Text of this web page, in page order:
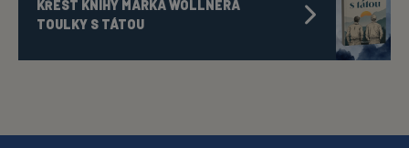
KŘEST KNIHY MARKA WOLLNERA
TOULKY S TÁTOU